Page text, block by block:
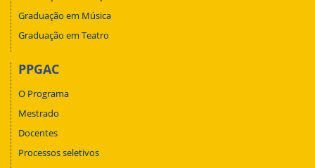
Graduação em Música
Graduação em Teatro
PPGAC
O Programa
Mestrado
Docentes
Processos seletivos